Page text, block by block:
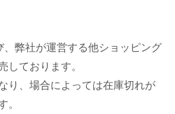
弊社が運営する他ショッピング
しております。
り、場合によっては在庫切れが
。